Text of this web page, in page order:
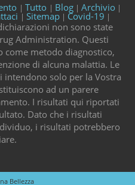
| Tutto | Blog| Archivio|
| Sitemap| Covid-19 |
non sono state
Administration. Questi
metodo diagnostico,
di alcuna malattia. Le
solo per la Vostra
ad un parere
I risultati qui riportati
Dato che i risultati
i risultati potrebbero
Bellezza